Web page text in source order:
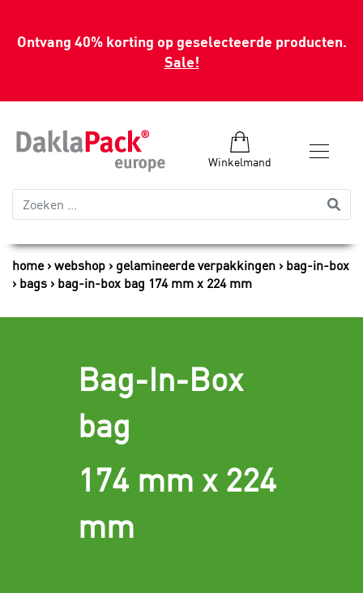
Ontvang 40% korting op geselecteerde producten.
Sale!
Winkelmand
home webshop gelamineerde verpakkingen
bag-in-box
bags
bag-in-box bag 174 mm x 224 mm
Bag-In-Box
bag
174 mm x 224
mm